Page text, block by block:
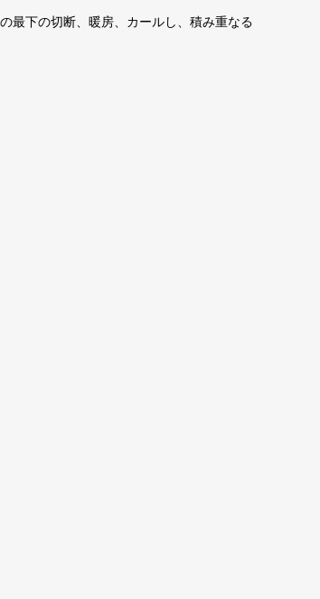
最下の切断、暖房、カールし、積み重なる